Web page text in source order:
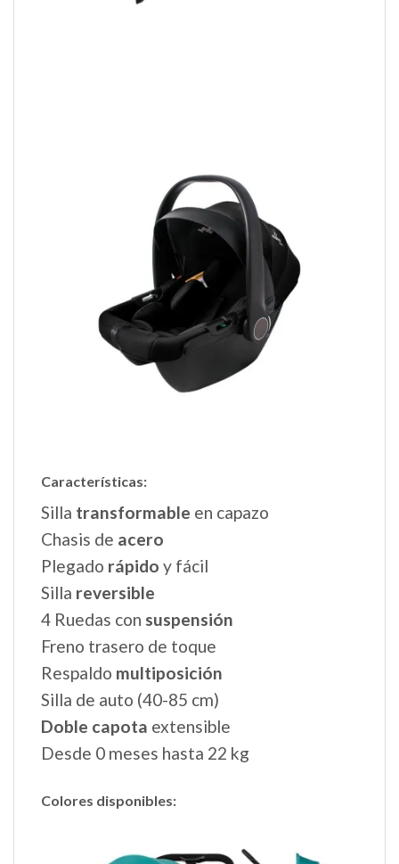
Características:
Silla transformable en capazo
Chasis de acero
Plegado rápido y fácil
Silla reversible
4 Ruedas con suspensión
Freno trasero de toque
Respaldo multiposición
Silla de auto (40-85 cm)
Doble capota extensible
Desde 0 meses hasta 22 kg
Colores disponibles: